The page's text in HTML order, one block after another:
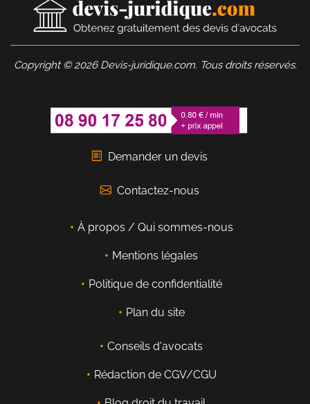
Copyright © 2026 Devis-juridique.com. Tous droits réservés.
Demander un devis
Contactez-nous
À propos / Qui sommes-nous
Mentions légales
Politique de confidentialité
Plan du site
Conseils d'avocats
Rédaction de CGV/CGU